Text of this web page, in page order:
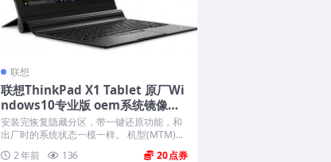
联想
联想ThinkPad X1 Tablet 原厂Wi
ndows10专业版 oem系统镜像下
载
安装完恢复隐藏分区，带一键还原功能，和
出厂时的系统状态一模一样。 机型(MTM)...
2 年前
136 20